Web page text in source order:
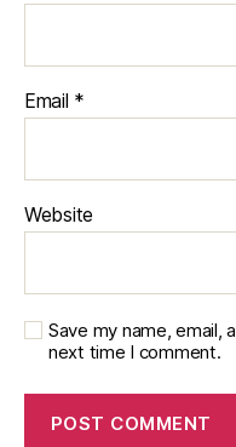
Email *
Website
Save my name, email,
next time I comment.